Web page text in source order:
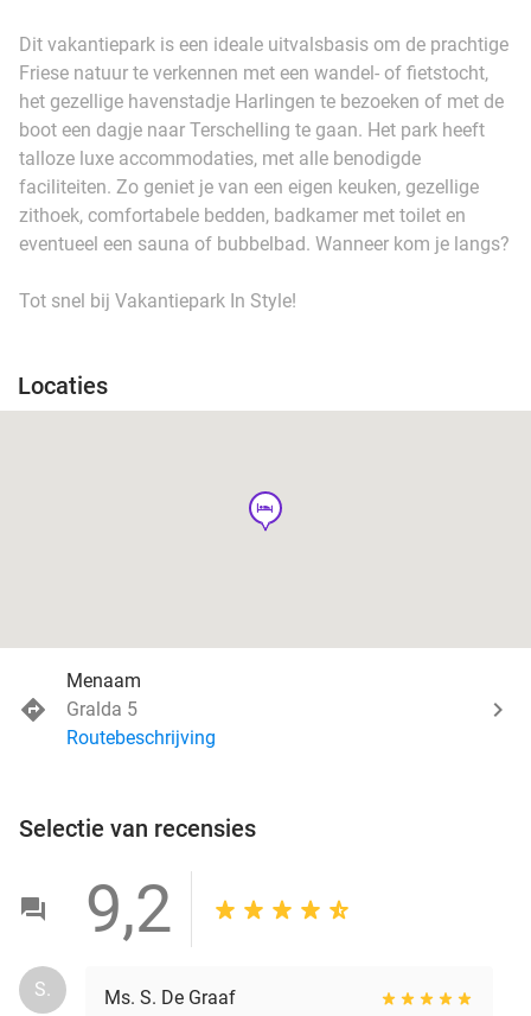
Dit vakantiepark is een ideale uitvalsbasis om de prachtige
Friese natuur te verkennen met een wandel- of fietstocht,
het gezellige havenstadje Harlingen te bezoeken of met de
boot een dagje naar Terschelling te gaan. Het park heeft
talloze luxe accommodaties, met alle benodigde
faciliteiten. Zo geniet je van een eigen keuken, gezellige
zithoek, comfortabele bedden, badkamer met toilet en
eventueel een sauna of bubbelbad. Wanneer kom je langs?
Tot snel bij Vakantiepark In Style!
Locaties
hotel
Menaam
Gralda 5
Routebeschrijving
Selectie van recensies
9,2
S.
Ms. S. De Graaf